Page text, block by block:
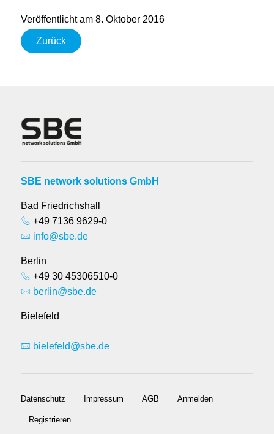
Veröffentlicht am 8. Oktober 2016
Zurück
SBE network solutions GmbH
Bad Friedrichshall
+49 7136 9629-0
info@sbe.de
Berlin
+49 30 45306510-0
berlin@sbe.de
Bielefeld
bielefeld@sbe.de
Datenschutz Impressum AGB Anmelden
Registrieren